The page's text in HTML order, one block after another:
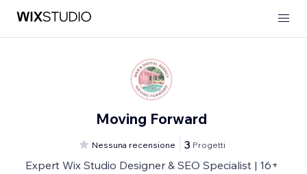
Moving Forward
Nessuna recensione 3 Progetti
Expert Wix Studio Designer & SEO Specialist | 16+